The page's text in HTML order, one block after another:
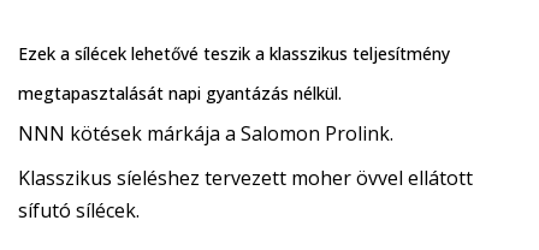
Ezek a sílécek lehetővé teszik a klasszikus teljesítmény
megtapasztalását napi gyantázás nélkül.
NNN kötések márkája a Salomon Prolink.
Klasszikus síeléshez tervezett moher övvel ellátott
sífutó sílécek.